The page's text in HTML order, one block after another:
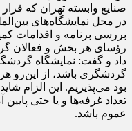
در محل نمایشگاه‌های
بررسی برنامه و اقدامات
رؤسای هر بخش و فعالان
داد و گفت: نمایشگاه
گردشگری باشد، از این‌رو هر
بود می‌پذیریم. این الزام
تعداد غرفه‌ها و یا حتی
عموم باشد.